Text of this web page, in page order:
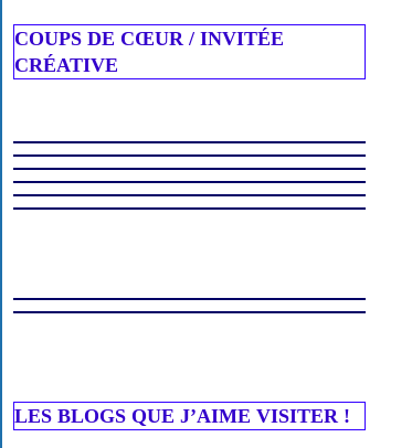
COUPS DE CŒUR / INVITÉE
CRÉATIVE
LES BLOGS QUE J’AIME VISITER !